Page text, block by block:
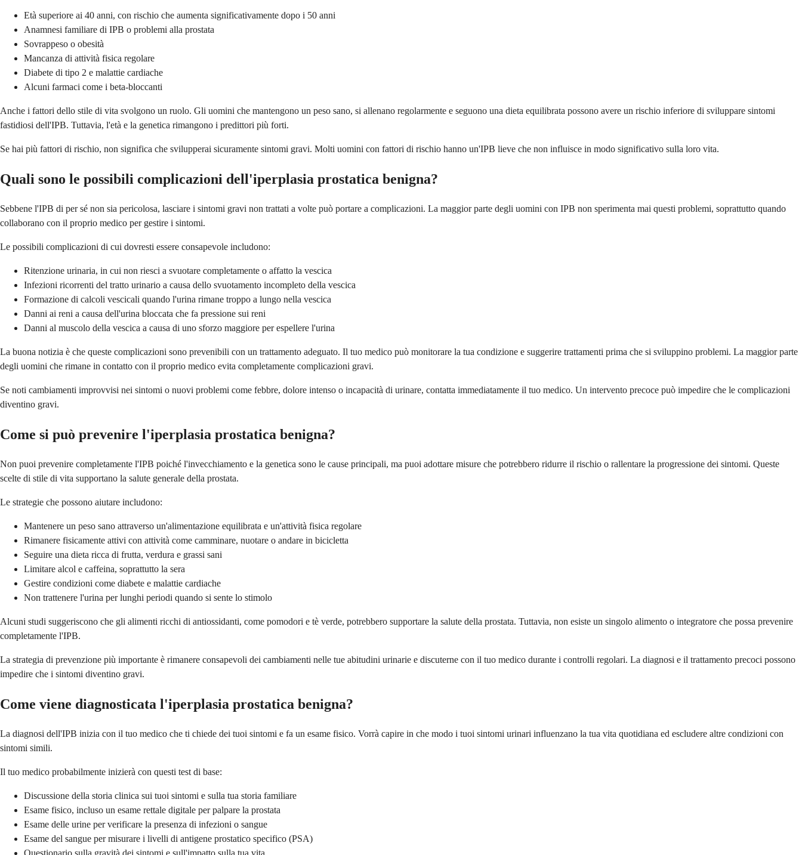
Età superiore ai 40 anni, con rischio che aumenta significativamente dopo i 50 anni
Anamnesi familiare di IPB o problemi alla prostata
Sovrappeso o obesità
Mancanza di attività fisica regolare
Diabete di tipo 2 e malattie cardiache
Alcuni farmaci come i beta-bloccanti
Anche i fattori dello stile di vita svolgono un ruolo. Gli uomini che mantengono un peso sano, si allenano regolarmente e seguono una dieta equilibrata possono avere un rischio inferiore di sviluppare sintomi
fastidiosi dell'IPB. Tuttavia, l'età e la genetica rimangono i predittori più forti.
Se hai più fattori di rischio, non significa che svilupperai sicuramente sintomi gravi. Molti uomini con fattori di rischio hanno un'IPB lieve che non influisce in modo significativo sulla loro vita.
Quali sono le possibili complicazioni dell'iperplasia prostatica benigna?
Sebbene l'IPB di per sé non sia pericolosa, lasciare i sintomi gravi non trattati a volte può portare a complicazioni. La maggior parte degli uomini con IPB non sperimenta mai questi problemi, soprattutto quando
collaborano con il proprio medico per gestire i sintomi.
Le possibili complicazioni di cui dovresti essere consapevole includono:
Ritenzione urinaria, in cui non riesci a svuotare completamente o affatto la vescica
Infezioni ricorrenti del tratto urinario a causa dello svuotamento incompleto della vescica
Formazione di calcoli vescicali quando l'urina rimane troppo a lungo nella vescica
Danni ai reni a causa dell'urina bloccata che fa pressione sui reni
Danni al muscolo della vescica a causa di uno sforzo maggiore per espellere l'urina
La buona notizia è che queste complicazioni sono prevenibili con un trattamento adeguato. Il tuo medico può monitorare la tua condizione e suggerire trattamenti prima che si sviluppino problemi. La maggior parte
degli uomini che rimane in contatto con il proprio medico evita completamente complicazioni gravi.
Se noti cambiamenti improvvisi nei sintomi o nuovi problemi come febbre, dolore intenso o incapacità di urinare, contatta immediatamente il tuo medico. Un intervento precoce può impedire che le complicazioni
diventino gravi.
Come si può prevenire l'iperplasia prostatica benigna?
Non puoi prevenire completamente l'IPB poiché l'invecchiamento e la genetica sono le cause principali, ma puoi adottare misure che potrebbero ridurre il rischio o rallentare la progressione dei sintomi. Queste
scelte di stile di vita supportano la salute generale della prostata.
Le strategie che possono aiutare includono:
Mantenere un peso sano attraverso un'alimentazione equilibrata e un'attività fisica regolare
Rimanere fisicamente attivi con attività come camminare, nuotare o andare in bicicletta
Seguire una dieta ricca di frutta, verdura e grassi sani
Limitare alcol e caffeina, soprattutto la sera
Gestire condizioni come diabete e malattie cardiache
Non trattenere l'urina per lunghi periodi quando si sente lo stimolo
Alcuni studi suggeriscono che gli alimenti ricchi di antiossidanti, come pomodori e tè verde, potrebbero supportare la salute della prostata. Tuttavia, non esiste un singolo alimento o integratore che possa prevenire
completamente l'IPB.
La strategia di prevenzione più importante è rimanere consapevoli dei cambiamenti nelle tue abitudini urinarie e discuterne con il tuo medico durante i controlli regolari. La diagnosi e il trattamento precoci possono
impedire che i sintomi diventino gravi.
Come viene diagnosticata l'iperplasia prostatica benigna?
La diagnosi dell'IPB inizia con il tuo medico che ti chiede dei tuoi sintomi e fa un esame fisico. Vorrà capire in che modo i tuoi sintomi urinari influenzano la tua vita quotidiana ed escludere altre condizioni con
sintomi simili.
Il tuo medico probabilmente inizierà con questi test di base:
Discussione della storia clinica sui tuoi sintomi e sulla tua storia familiare
Esame fisico, incluso un esame rettale digitale per palpare la prostata
Esame delle urine per verificare la presenza di infezioni o sangue
Esame del sangue per misurare i livelli di antigene prostatico specifico (PSA)
Questionario sulla gravità dei sintomi e sull'impatto sulla tua vita